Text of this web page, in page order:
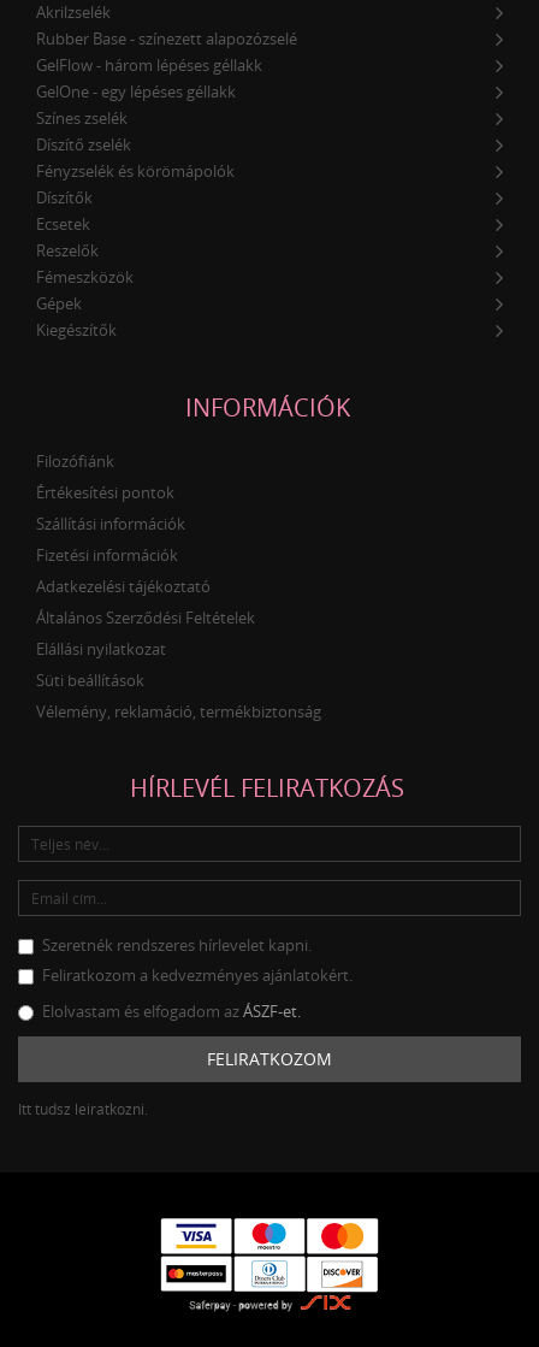
Akrilzselék
Rubber Base - színezett alapozózselé
GelFlow - három lépéses géllakk
GelOne - egy lépéses géllakk
Színes zselék
Díszítő zselék
Fényzselék és körömápolók
Díszítők
Ecsetek
Reszelők
Fémeszközök
Gépek
Kiegészítők
INFORMÁCIÓK
Filozófiánk
Értékesítési pontok
Szállítási információk
Fizetési információk
Adatkezelési tájékoztató
Általános Szerződési Feltételek
Elállási nyilatkozat
Süti beállítások
Vélemény, reklamáció, termékbiztonság
HÍRLEVÉL FELIRATKOZÁS
Szeretnék rendszeres hírlevelet kapni.
Feliratkozom a kedvezményes ajánlatokért.
Elolvastam és elfogadom azÁSZF-et.
FELIRATKOZOM
Itt tudsz leiratkozni.